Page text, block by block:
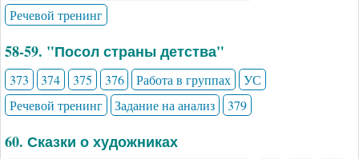
Речевой тренинг
58-59. "Посол страны детства"
373 374 375 376 Работа в группах
УС
Речевой тренинг
Задание на анализ 379
60. Сказки о художниках